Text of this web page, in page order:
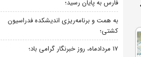
فارس به پایان رسید؛
به همت و برنامه‌ریزی اندیشکده فدراسیون
کشتی؛
۱۷ مردادماه، روز خبرنگار گرامی باد؛